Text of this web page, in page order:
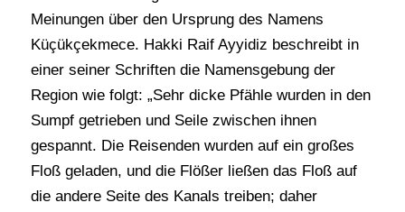
Meinungen über den Ursprung des Namens
Küçükçekmece. Hakki Raif Ayyidiz beschreibt in
einer seiner Schriften die Namensgebung der
Region wie folgt: „Sehr dicke Pfähle wurden in den
Sumpf getrieben und Seile zwischen ihnen
gespannt. Die Reisenden wurden auf ein großes
Floß geladen, und die Flößer ließen das Floß auf
die andere Seite des Kanals treiben; daher